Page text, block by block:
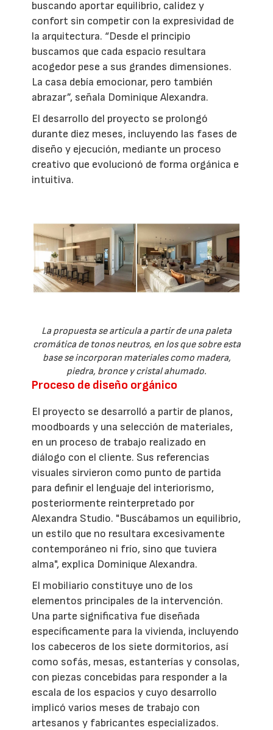
buscando aportar equilibrio, calidez y
confort sin competir con la expresividad de
la arquitectura. “Desde el principio
buscamos que cada espacio resultara
acogedor pese a sus grandes dimensiones.
La casa debía emocionar, pero también
abrazar”, señala Dominique Alexandra.
El desarrollo del proyecto se prolongó
durante diez meses, incluyendo las fases de
diseño y ejecución, mediante un proceso
creativo que evolucionó de forma orgánica e
intuitiva.
La propuesta se articula a partir de una paleta
cromática de tonos neutros, en los que sobre esta
base se incorporan materiales como madera,
piedra, bronce y cristal ahumado.
Proceso de diseño orgánico
El proyecto se desarrolló a partir de planos,
moodboards y una selección de materiales,
en un proceso de trabajo realizado en
diálogo con el cliente. Sus referencias
visuales sirvieron como punto de partida
para definir el lenguaje del interiorismo,
posteriormente reinterpretado por
Alexandra Studio. "Buscábamos un equilibrio,
un estilo que no resultara excesivamente
contemporáneo ni frío, sino que tuviera
alma", explica Dominique Alexandra.
El mobiliario constituye uno de los
elementos principales de la intervención.
Una parte significativa fue diseñada
específicamente para la vivienda, incluyendo
los cabeceros de los siete dormitorios, así
como sofás, mesas, estanterías y consolas,
con piezas concebidas para responder a la
escala de los espacios y cuyo desarrollo
implicó varios meses de trabajo con
artesanos y fabricantes especializados.